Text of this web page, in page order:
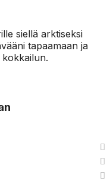
siellä arktiseksi
tapaamaan ja
kokkailun.